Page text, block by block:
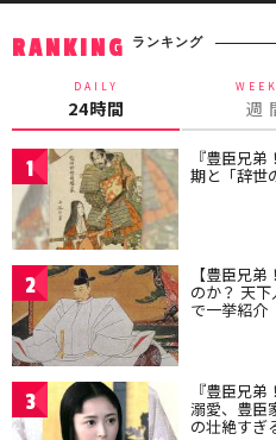
RANKING ランキング
DAILY
24時間 週
1 『豊臣兄
期と「辞世
2 【豊臣兄
のか？ 天
で一挙紹介
3 『豊臣兄
溺愛、豊臣
の壮絶すぎ